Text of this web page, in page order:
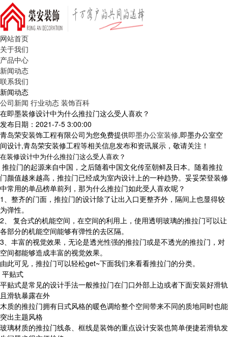
网站首页
关于我们
产品中心
新闻动态
联系我们
新闻动态
公司新闻 行业动态 装饰百科
在即墨装修设计中为什么推拉门这么受人喜欢？
发布日期：2021-7-5 3:00:00
青岛荣安装饰工程有限公司为您免费提供即墨办公室装修,即墨办公室空
间设计,青岛荣安装修工程等相关信息发布和资讯展示，敬请关注！
在装修设计中为什么推拉门这么受人喜欢？
推拉门的起源来自中国，之后随着中国文化传至朝鲜及日本。随着推拉
门颜值越来越高，推拉门已经成为室内设计上的一种趋势。妥妥荣登装修
中常用的单品榜单前列，那为什么推拉门如此受人喜欢呢？
1、整齐的门面，推拉门的设计除了让出入口更整齐外，隔间上也显得较
为弹性。
2、 复合式的机能空间，在空间的利用上，使用透明玻璃的推拉门可以让
各部分的机能空间能够有弹性的去区隔。
3、丰富的视觉效果，无论是透光性强的推拉门或是不透光的推拉门，对
空间都能够造成丰富的视觉效果。
由此可见，推拉门可以轻松get~下面我们来看看推拉门的分类。
平贴式
平贴式是常见的设计手法一般推拉门在门口外部上边或者下面安装好滑轨
且滑轨暴露在外
木质的推拉门拥有日式风格的暖色调给整个空间带来不同的质地同时也能
突出主题风格
玻璃材质的推拉门线条、框线是装饰的重点设计安装也简单便捷若滑轨发